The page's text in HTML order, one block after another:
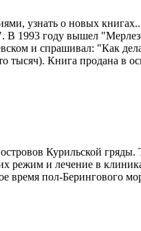
узнать о новых
В 1993 году вышел
и спрашивал: "Как
тысяч). Книга продана в
Курильской гряды.
режим и лечение в
время пол-Берингового